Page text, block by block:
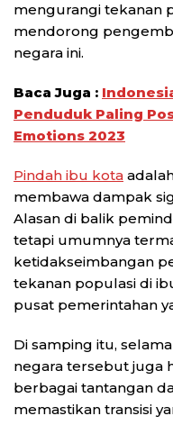
mengurangi tekanan
mendorong
negara ini.
Baca Juga :
Penduduk Paling
Emotions 2023
Pindah ibu kota
membawa dampak
Alasan di balik
tetapi umumnya
ketidakseimbangan
tekanan populasi di
pusat pemerintahan
Di samping itu,
negara tersebut juga
berbagai tantangan
memastikan transisi